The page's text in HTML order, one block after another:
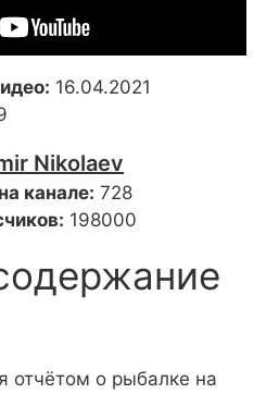
16.04.2021
Nikolaev
канале: 728
198000
отчётом о рыбалке на